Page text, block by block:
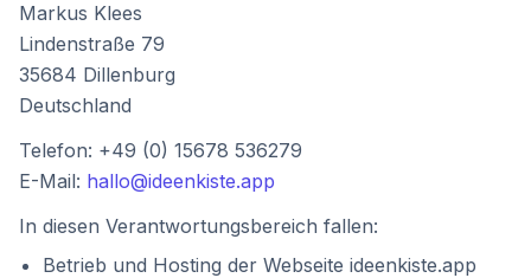
Markus Klees
Lindenstraße 79
35684 Dillenburg
Deutschland
Telefon: +49 (0) 15678 536279
E-Mail: hallo@ideenkiste.app
In diesen Verantwortungsbereich fallen:
Betrieb und Hosting der Webseite ideenkiste.app